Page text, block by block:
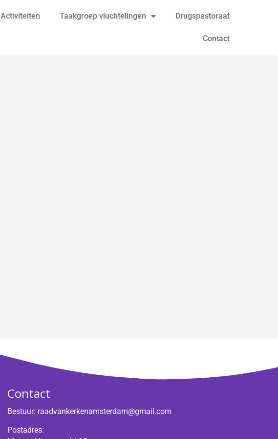
Activiteiten Taakgroep vluchtelingen Drugspastoraat
Contact
Contact
Bestuur: raadvankerkenamsterdam@gmail.com
Postadres: